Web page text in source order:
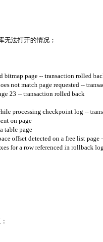
无法打开的情况；
page -- transaction rolled
not match page requested --
23 -- transaction rolled back
processing checkpoint log --
on page
table page
offset detected on a free list page
for a row referenced in rollback